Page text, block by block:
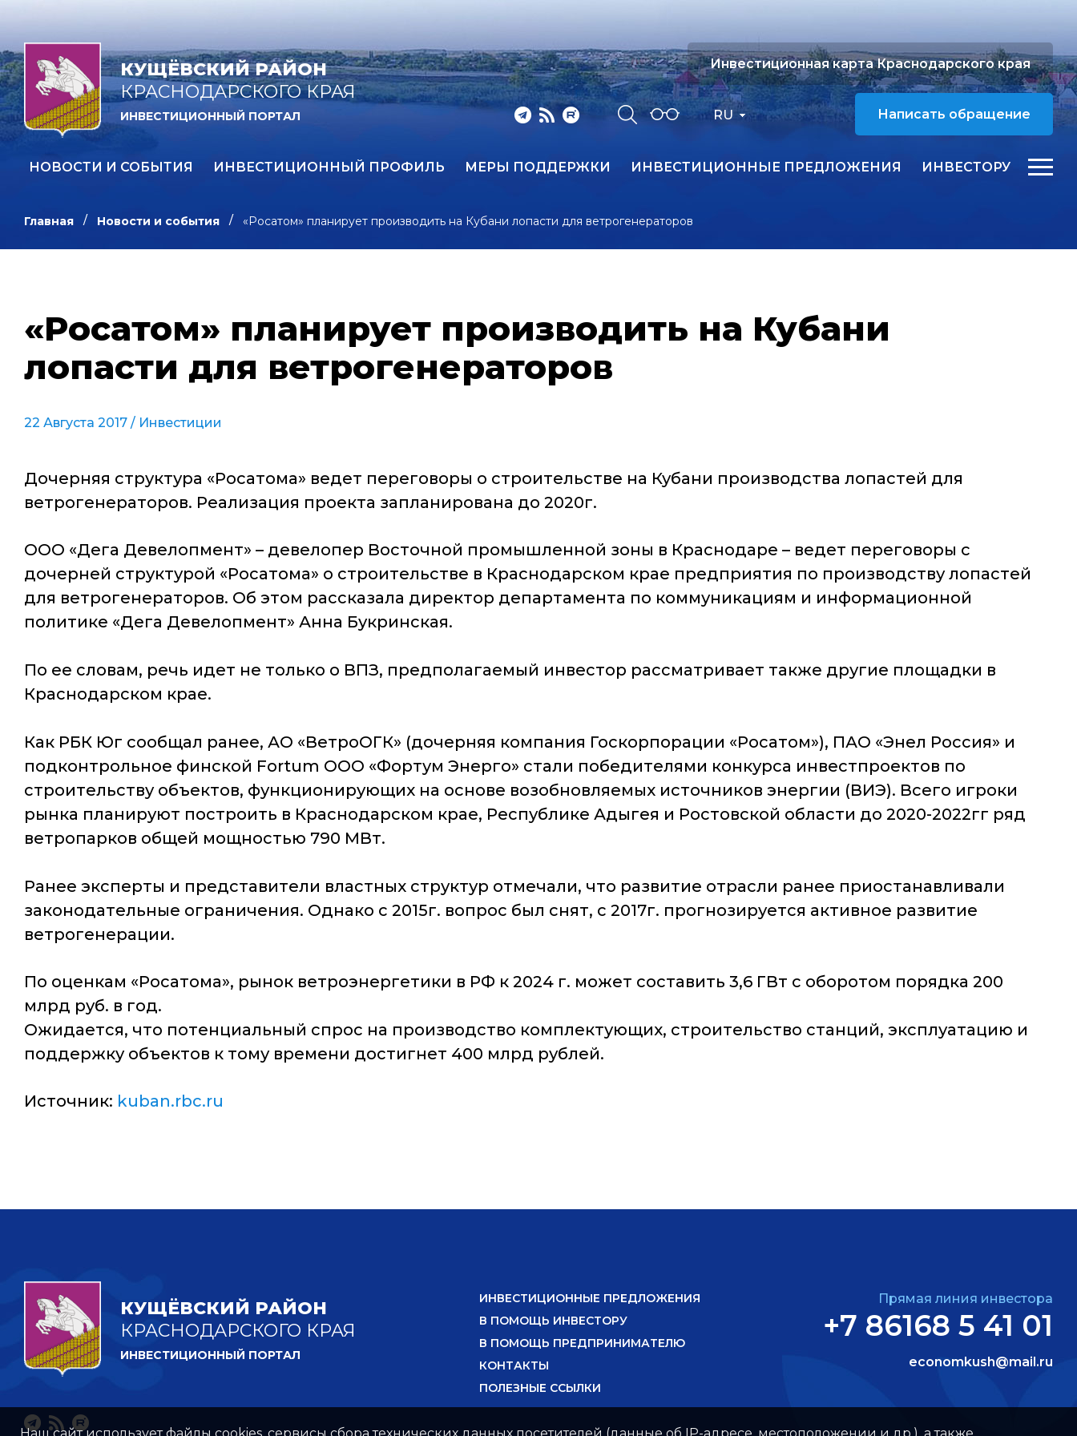
КУЩЁВСКИЙ РАЙОН
КРАСНОДАРСКОГО КРАЯ
ИНВЕСТИЦИОННЫЙ ПОРТАЛ RU
Инвестиционная карта Краснодарского края
Написать обращение
НОВОСТИ И СОБЫТИЯ ИНВЕСТИЦИОННЫЙ ПРОФИЛЬ МЕРЫ ПОДДЕРЖКИ ИНВЕСТИЦИОННЫЕ ПРЕДЛОЖЕНИЯ ИНВЕСТОРУ
Главная Новости и события «Росатом» планирует производить на Кубани лопасти для ветрогенераторов
«Росатом» планирует производить на Кубани
лопасти для ветрогенераторов
22 Августа 2017 / Инвестиции
Дочерняя структура «Росатома» ведет переговоры о строительстве на Кубани производства лопастей для
ветрогенераторов. Реализация проекта запланирована до 2020г.
ООО «Дега Девелопмент» – девелопер Восточной промышленной зоны в Краснодаре – ведет переговоры с
дочерней структурой «Росатома» о строительстве в Краснодарском крае предприятия по производству лопастей
для ветрогенераторов. Об этом рассказала директор департамента по коммуникациям и информационной
политике «Дега Девелопмент» Анна Букринская.
По ее словам, ​речь идет не только о ВПЗ, предполагаемый инвестор рассматривает также другие площадки в
Краснодарском крае.
Как РБК Юг сообщал ранее, АО «ВетроОГК» (дочерняя компания Госкорпорации «Росатом»), ПАО «Энел Россия» и
подконтрольное финской Fortum ООО «Фортум Энерго» стали победителями конкурса инвестпроектов по
строительству объектов, функционирующих на основе возобновляемых источников энергии (ВИЭ). Всего игроки
рынка планируют построить в Краснодарском крае, Республике Адыгея и Ростовской области до 2020-2022гг ряд
ветропарков общей мощностью 790 МВт.
Ранее эксперты и представители властных структур отмечали, что развитие отрасли ранее приостанавливали
законодательные ограничения. Однако с 2015г. вопрос был снят, с 2017г. прогнозируется активное развитие
ветрогенерации.
По оценкам «Росатома», рынок ветроэнергетики в РФ к 2024 г. может составить 3,6 ГВт с оборотом порядка 200
млрд руб. в год.
Ожидается, что потенциальный спрос на производство комплектующих, строительство станций, эксплуатацию и
поддержку объектов к тому времени достигнет 400 млрд рублей.
Источник: kuban.rbc.ru
КУЩЁВСКИЙ РАЙОН
КРАСНОДАРСКОГО КРАЯ
ИНВЕСТИЦИОННЫЙ ПОРТАЛ
ИНВЕСТИЦИОННЫЕ ПРЕДЛОЖЕНИЯ
В ПОМОЩЬ ИНВЕСТОРУ
В ПОМОЩЬ ПРЕДПРИНИМАТЕЛЮ
КОНТАКТЫ
ПОЛЕЗНЫЕ ССЫЛКИ
Прямая линия инвестора
+7 86168 5 41 01
economkush@mail.ru